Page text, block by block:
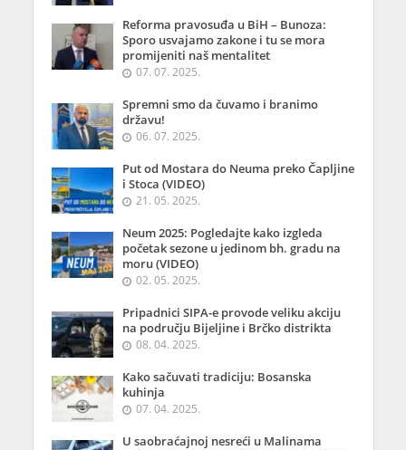
Reforma pravosuđa u BiH – Bunoza:
Sporo usvajamo zakone i tu se mora
promijeniti naš mentalitet
07. 07. 2025.
Spremni smo da čuvamo i branimo
državu!
06. 07. 2025.
Put od Mostara do Neuma preko Čapljine
i Stoca (VIDEO)
21. 05. 2025.
Neum 2025: Pogledajte kako izgleda
početak sezone u jedinom bh. gradu na
moru (VIDEO)
02. 05. 2025.
Pripadnici SIPA-e provode veliku akciju
na području Bijeljine i Brčko distrikta
08. 04. 2025.
Kako sačuvati tradiciju: Bosanska
kuhinja
07. 04. 2025.
U saobraćajnoj nesreći u Malinama